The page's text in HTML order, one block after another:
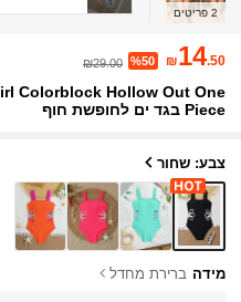
2 פריטים
₪14.50
%50
₪29.00
Colorblock Hollow Out One
Piece בגד ים לחופשת חוף
צבע: שחור
מידה ברירת מחדל